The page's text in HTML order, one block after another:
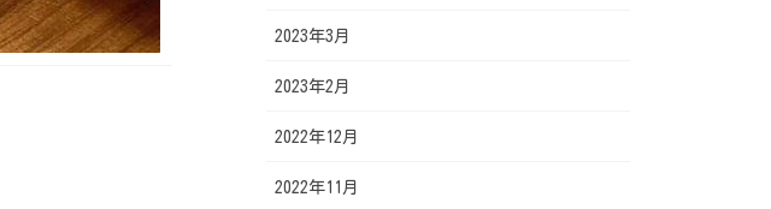
2023年3月
2023年2月
2022年12月
2022年11月